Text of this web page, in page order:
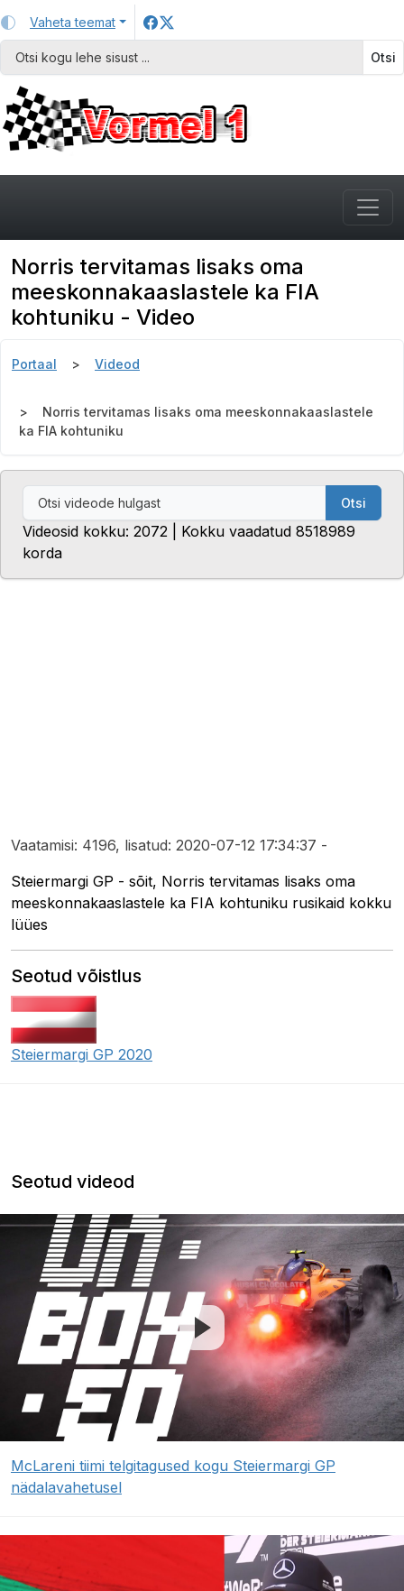
Vaheta teemat
Otsi
Norris tervitamas lisaks oma
meeskonnakaaslastele ka FIA
kohtuniku - Video
Portaal Videod
Norris tervitamas lisaks oma meeskonnakaaslastele
ka FIA kohtuniku
Otsi
Videosid kokku: 2072 | Kokku vaadatud 8518989
korda
Vaatamisi: 4196, lisatud: 2020-07-12 17:34:37 -
Steiermargi GP - sõit, Norris tervitamas lisaks oma
meeskonnakaaslastele ka FIA kohtuniku rusikaid kokku
lüües
Seotud võistlus
Steiermargi GP 2020
Seotud videod
McLareni tiimi telgitagused kogu Steiermargi GP
nädalavahetusel